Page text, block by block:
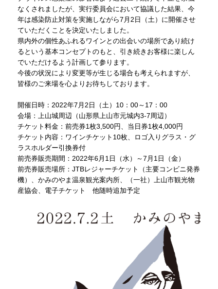
なくされましたが、実行委員会において協議した結果、今
年は感染防止対策を実施しながら7月2日（土）に開催させ
ていただくことを決定いたしました。
県内外の個性あふれるワインとの出会いの場所であり続け
るという基本コンセプトのもと、引き続きお客様に楽しん
でいただけるよう計画して参ります。
今後の状況により変更等が生じる場合も考えられますが、
皆様のご来場を心よりお待ちしております。
開催日時：2022年7月2日（土）10：00～17：00
会場：
上山城周辺（山形県上山市元城内3-7周辺）
チケット料金：前売券1枚3,500円、当日券1枚4,000円
チケット内容：ワインチケット10枚、ロゴ入りグラス・グ
ラスホルダー引換券付
前売券販売期間：2022年6月1日（水）～7月1日（金）
前売券販売場所：JTBレジャーチケット（主要コンビニ発券
機）、かみのやま温泉観光案内所、（一社）上山市観光物
産協会、電子チケット 他随時追加予定